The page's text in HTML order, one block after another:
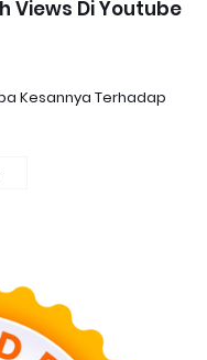
Views Di Youtube
Kesannya Terhadap